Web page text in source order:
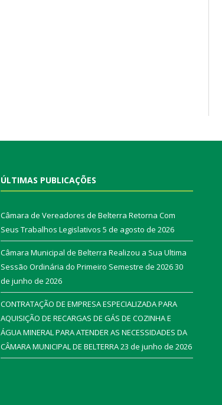
ÚLTIMAS PUBLICAÇÕES
Câmara de Vereadores de Belterra Retorna Com
Seus Trabalhos Legislativos 5 de agosto de 2026
Câmara Municipal de Belterra Realizou a Sua Ultima
Sessão Ordinária do Primeiro Semestre de 202630
de junho de 2026
CONTRATAÇÃO DE EMPRESA ESPECIALIZADA PARA
AQUISIÇÃO DE RECARGAS DE GÁS DE COZINHA E
ÁGUA MINERAL PARA ATENDER AS NECESSIDADES DA
CÂMARA MUNICIPAL DE BELTERRA23 de junho de 2026